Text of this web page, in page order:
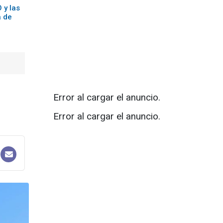
y las
de
Error al cargar el anuncio.
Error al cargar el anuncio.